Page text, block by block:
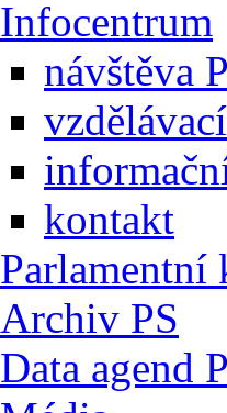
Infocentrum
návštěva
kontakt
Parlamentní
Archiv PS
Data agend